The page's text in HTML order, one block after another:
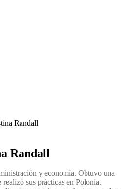
Randall
Randall
y economía. Obtuvo una
realizó sus prácticas en Polonia.